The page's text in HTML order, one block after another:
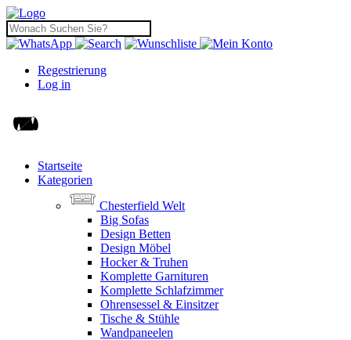
Regestrierung
Log in
Startseite
Kategorien
Chesterfield Welt
Big Sofas
Design Betten
Design Möbel
Hocker & Truhen
Komplette Garnituren
Komplette Schlafzimmer
Ohrensessel & Einsitzer
Tische & Stühle
Wandpaneelen